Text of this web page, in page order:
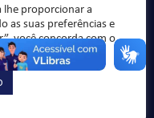
lhe proporcionar a
as suas preferências e
você concorda com o